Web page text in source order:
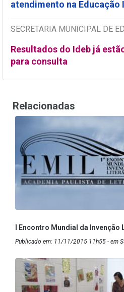
atendimento na Educação
SECRETARIA MUNICIPAL DE
Resultados do Ideb já
para consulta
Relacionadas
I Encontro Mundial da Invenção
Publicado em: 11/11/2015 11h55 - em